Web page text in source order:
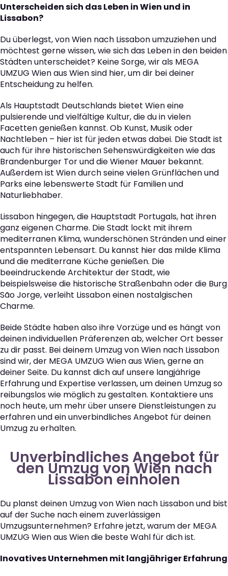
Unterscheiden sich das Leben in Wien und in
Lissabon?
Du überlegst, von Wien nach Lissabon umzuziehen und
möchtest gerne wissen, wie sich das Leben in den beiden
Städten unterscheidet? Keine Sorge, wir als MEGA
UMZUG Wien aus Wien sind hier, um dir bei deiner
Entscheidung zu helfen.
Als Hauptstadt Deutschlands bietet Wien eine
pulsierende und vielfältige Kultur, die du in vielen
Facetten genießen kannst. Ob Kunst, Musik oder
Nachtleben – hier ist für jeden etwas dabei. Die Stadt ist
auch für ihre historischen Sehenswürdigkeiten wie das
Brandenburger Tor und die Wiener Mauer bekannt.
Außerdem ist Wien durch seine vielen Grünflächen und
Parks eine lebenswerte Stadt für Familien und
Naturliebhaber.
Lissabon hingegen, die Hauptstadt Portugals, hat ihren
ganz eigenen Charme. Die Stadt lockt mit ihrem
mediterranen Klima, wunderschönen Stränden und einer
entspannten Lebensart. Du kannst hier das milde Klima
und die mediterrane Küche genießen. Die
beeindruckende Architektur der Stadt, wie
beispielsweise die historische Straßenbahn oder die Burg
São Jorge, verleiht Lissabon einen nostalgischen
Charme.
Beide Städte haben also ihre Vorzüge und es hängt von
deinen individuellen Präferenzen ab, welcher Ort besser
zu dir passt. Bei deinem Umzug von Wien nach Lissabon
sind wir, der MEGA UMZUG Wien aus Wien, gerne an
deiner Seite. Du kannst dich auf unsere langjährige
Erfahrung und Expertise verlassen, um deinen Umzug so
reibungslos wie möglich zu gestalten. Kontaktiere uns
noch heute, um mehr über unsere Dienstleistungen zu
erfahren und ein unverbindliches Angebot für deinen
Umzug zu erhalten.
Unverbindliches Angebot für
den Umzug von Wien nach
Lissabon einholen
Du planst deinen Umzug von Wien nach Lissabon und bist
auf der Suche nach einem zuverlässigen
Umzugsunternehmen? Erfahre jetzt, warum der MEGA
UMZUG Wien aus Wien die beste Wahl für dich ist.
Inovatives Unternehmen mit langjähriger Erfahrung